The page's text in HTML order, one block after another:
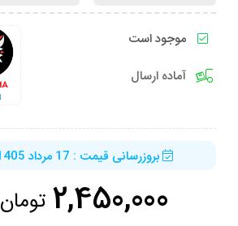
موجود است
آماده ارسال
بروزرسانی قیمت : 17 مرداد 1405
2,450,000 تومان